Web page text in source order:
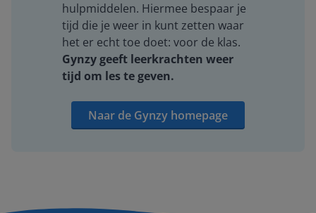
hulpmiddelen. Hiermee bespaar je
tijd die je weer in kunt zetten waar
het er echt toe doet: voor de klas.
Gynzy geeft leerkrachten weer
tijd om les te geven.
Naar de Gynzy homepage